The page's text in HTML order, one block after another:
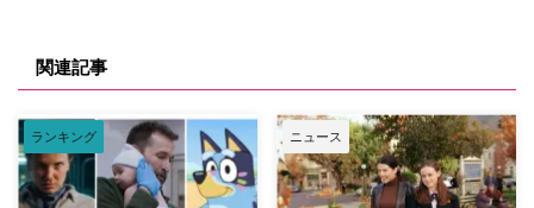
関連記事
ランキング ニュース